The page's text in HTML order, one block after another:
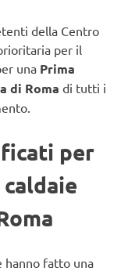
della Centro
per il
una Prima
di Roma di tutti i
per
hanno fatto una